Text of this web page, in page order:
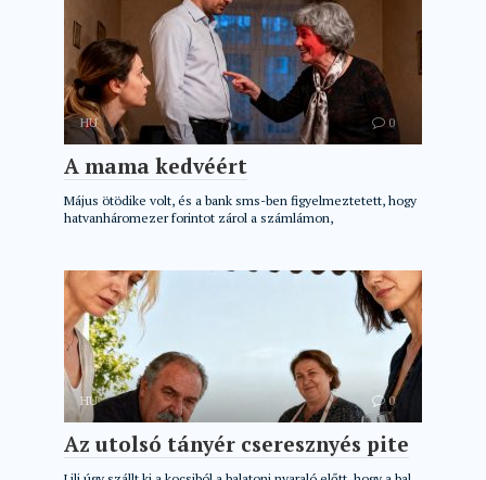
HU 0
A mama kedvéért
Május ötödike volt, és a bank sms-ben figyelmeztetett, hogy
hatvanháromezer forintot zárol a számlámon,
HU 0
Az utolsó tányér cseresznyés pite